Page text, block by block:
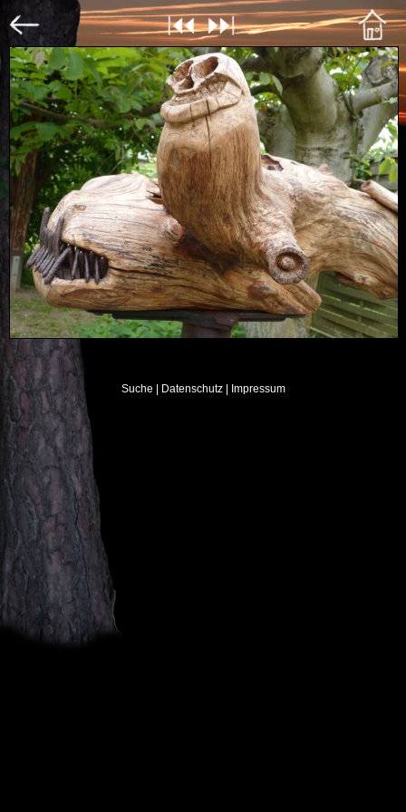
Suche | Datenschutz | Impressum